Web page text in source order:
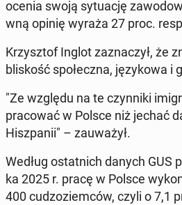
ocenia swoją sytu­ację
wną opinię wyraża 27 proc.
Krzysztof Inglot za­z­naczył, że
bliskość społecz­na, językowa i
"Ze względu na te czyn­ni­ki
pra­cow­ać w Polsce niż jechać
Hisz­panii" – za­uważył.
Według os­tat­nich danych GUS
ka 2025 r. pracę w Polsce
400 cud­zoziem­ców, czyli o 7,1